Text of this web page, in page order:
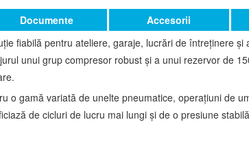
fiabilă pentru ateliere, garaje, lucrări de întreținere și
unui grup compresor robust și a unui rezervor de
o gamă variată de unelte pneumatice, operațiuni de
de cicluri de lucru mai lungi și de o presiune
Documente Accesorii